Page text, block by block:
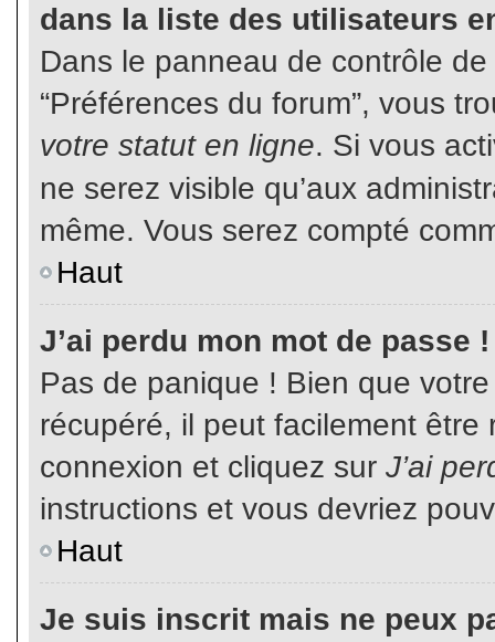
dans la liste des utilisateurs
Dans le panneau de contrôle
“Préférences du forum”, vous
votre statut en ligne. Si vous
ne serez visible qu’aux
même. Vous serez compté
Haut
J’ai perdu mon mot de passe !
Pas de panique ! Bien que
récupéré, il peut facilement
connexion et cliquez sur J’ai
instructions et vous devriez
Haut
Je suis inscrit mais ne peux